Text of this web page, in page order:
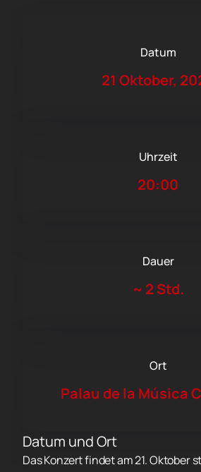
Datum
21 Oktober,
Uhrzeit
20:00
Dauer
~ 2 Std.
Ort
Palau de la Música
Datum und Ort
Das Konzert findet am 21. Oktober